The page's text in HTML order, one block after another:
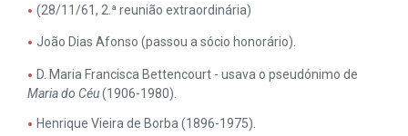
(28/11/61, 2.ª reunião extraordinária)
João Dias Afonso (passou a sócio honorário).
D. Maria Francisca Bettencourt - usava o pseudónimo de
Maria do Céu(1906-1980).
Henrique Vieira de Borba (1896-1975).